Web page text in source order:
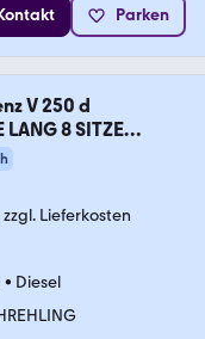
Parken
V 250 d
LANG 8 SITZE
Lieferkosten
• Diesel